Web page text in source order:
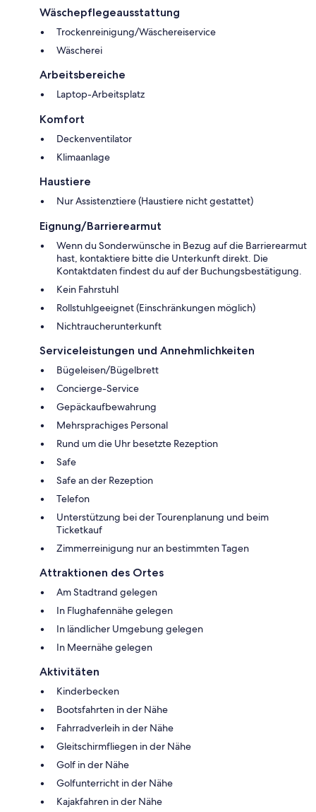
Wäschepflegeausstattung
Trockenreinigung/Wäschereiservice
Wäscherei
Arbeitsbereiche
Laptop-Arbeitsplatz
Komfort
Deckenventilator
Klimaanlage
Haustiere
Nur Assistenztiere (Haustiere nicht gestattet)
Eignung/Barrierearmut
Wenn du Sonderwünsche in Bezug auf die Barrierearmut
hast, kontaktiere bitte die Unterkunft direkt. Die
Kontaktdaten findest du auf der Buchungsbestätigung.
Kein Fahrstuhl
Rollstuhlgeeignet (Einschränkungen möglich)
Nichtraucherunterkunft
Serviceleistungen und Annehmlichkeiten
Bügeleisen/Bügelbrett
Concierge-Service
Gepäckaufbewahrung
Mehrsprachiges Personal
Rund um die Uhr besetzte Rezeption
Safe
Safe an der Rezeption
Telefon
Unterstützung bei der Tourenplanung und beim
Ticketkauf
Zimmerreinigung nur an bestimmten Tagen
Attraktionen des Ortes
Am Stadtrand gelegen
In Flughafennähe gelegen
In ländlicher Umgebung gelegen
In Meernähe gelegen
Aktivitäten
Kinderbecken
Bootsfahrten in der Nähe
Fahrradverleih in der Nähe
Gleitschirmfliegen in der Nähe
Golf in der Nähe
Golfunterricht in der Nähe
Kajakfahren in der Nähe